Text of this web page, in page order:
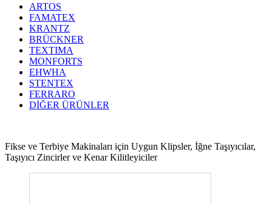
ARTOS
FAMATEX
KRANTZ
BRÜCKNER
TEXTIMA
MONFORTS
EHWHA
STENTEX
FERRARO
DİĞER ÜRÜNLER
Fikse ve Terbiye Makinaları için Uygun Klipsler, İğne Taşıyıcılar,
Taşıyıcı Zincirler ve Kenar Kilitleyiciler